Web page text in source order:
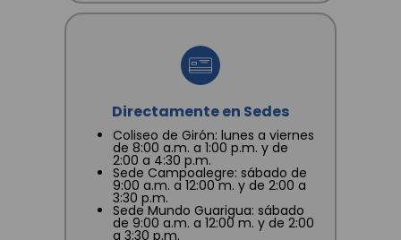
Directamente en Sedes
Coliseo de Girón: lunes a viernes
de 8:00 a.m. a 1:00 p.m. y de
2:00 a 4:30 p.m.
Sede Campoalegre: sábado de
9:00 a.m. a 12:00 m. y de 2:00 a
3:30 p.m.
Sede Mundo Guarigua: sábado
de 9:00 a.m. a 12:00 m. y de 2:00
a 3:30 p.m.